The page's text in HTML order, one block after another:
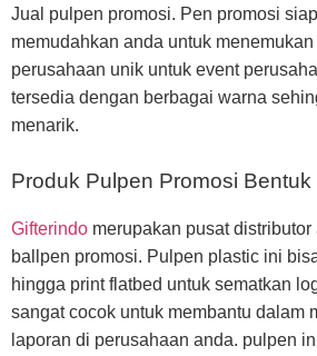
Jual pulpen promosi. Pen promosi
memudahkan anda untuk
perusahaan unik untuk event
tersedia dengan berbagai warna
menarik.
Produk Pulpen Promosi Bentuk
Gifterindo merupakan pusat
ballpen promosi. Pulpen plastic ini
hingga print flatbed untuk sematkan
sangat cocok untuk membantu dalam
laporan di perusahaan anda. pulpen